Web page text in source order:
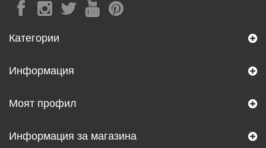
Категории
Информация
Моят профил
Информация за магазина